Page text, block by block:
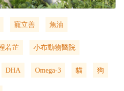
寵立善 魚油
若芷 小布動物醫院
DHA Omega-3 貓 狗